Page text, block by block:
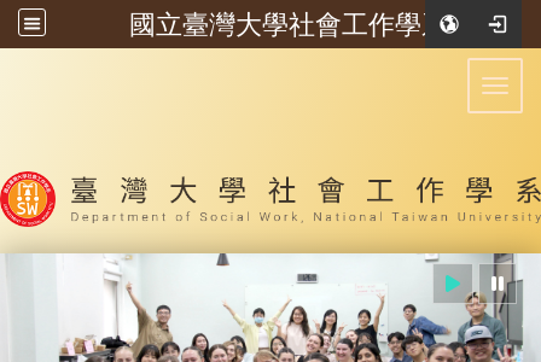
國立臺灣大學社會工作學系
:::